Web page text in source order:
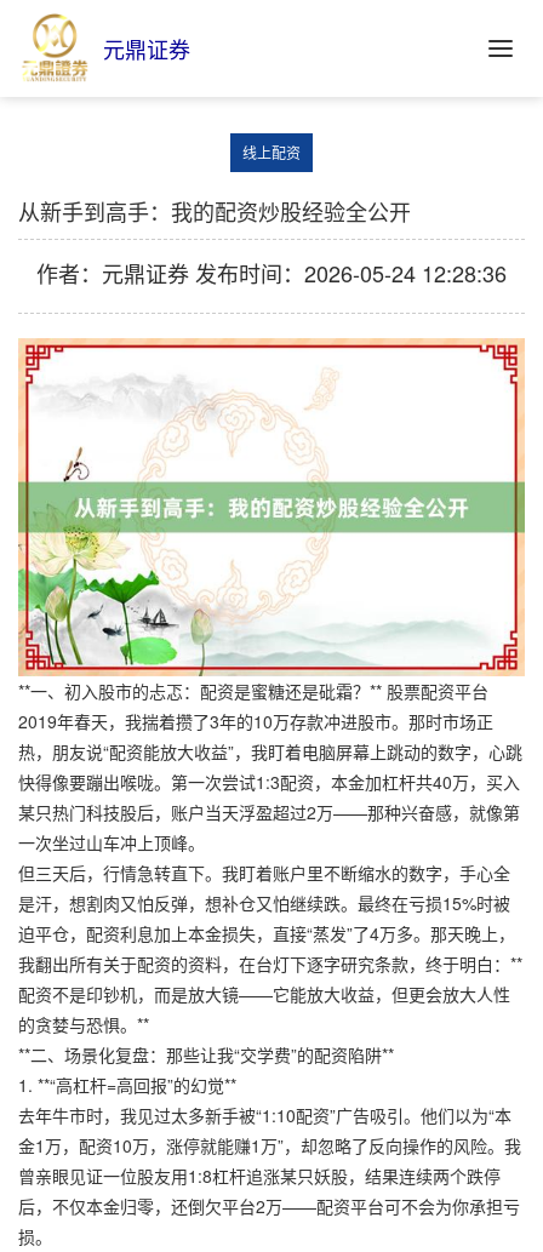
元鼎证券
线上配资
从新手到高手：我的配资炒股经验全公开
作者：元鼎证券 发布时间：2026-05-24 12:28:36
**一、初入股市的忐忑：配资是蜜糖还是砒霜？** 股票配资平台
2019年春天，我揣着攒了3年的10万存款冲进股市。那时市场正
热，朋友说“配资能放大收益”，我盯着电脑屏幕上跳动的数字，心跳
快得像要蹦出喉咙。第一次尝试1:3配资，本金加杠杆共40万，买入
某只热门科技股后，账户当天浮盈超过2万——那种兴奋感，就像第
一次坐过山车冲上顶峰。
但三天后，行情急转直下。我盯着账户里不断缩水的数字，手心全
是汗，想割肉又怕反弹，想补仓又怕继续跌。最终在亏损15%时被
迫平仓，配资利息加上本金损失，直接“蒸发”了4万多。那天晚上，
我翻出所有关于配资的资料，在台灯下逐字研究条款，终于明白：**
配资不是印钞机，而是放大镜——它能放大收益，但更会放大人性
的贪婪与恐惧。**
**二、场景化复盘：那些让我“交学费”的配资陷阱**
1. **“高杠杆=高回报”的幻觉**
去年牛市时，我见过太多新手被“1:10配资”广告吸引。他们以为“本
金1万，配资10万，涨停就能赚1万”，却忽略了反向操作的风险。我
曾亲眼见证一位股友用1:8杠杆追涨某只妖股，结果连续两个跌停
后，不仅本金归零，还倒欠平台2万——配资平台可不会为你承担亏
损。